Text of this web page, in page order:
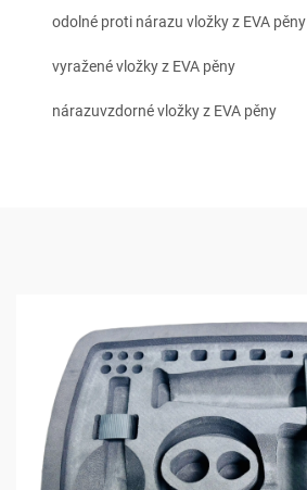
odolné proti nárazu vložky z EVA pěny
vyražené vložky z EVA pěny
nárazuvzdorné vložky z EVA pěny